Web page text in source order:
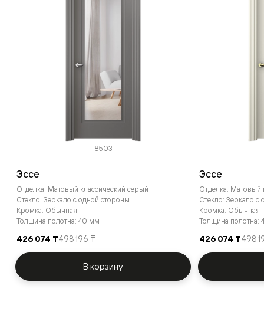
8503
Эссе
Отделка: Матовый классический серый
Стекло: Зеркало с одной стороны
Кромка: Обычная
Толщина полотна: 40 мм
426 074 ₸498 196 ₸
В корзину
Эссе
Отделка:
Стекло: Зеркало с
Кромка: Обычная
Толщина полотна:
426 074 ₸498